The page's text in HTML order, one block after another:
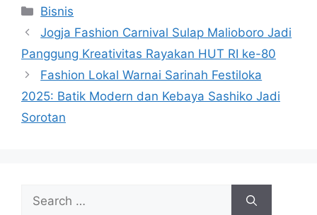
Categories
Bisnis
Jogja Fashion Carnival Sulap Malioboro Jadi
Panggung Kreativitas Rayakan HUT RI ke-80
Fashion Lokal Warnai Sarinah Festiloka
2025: Batik Modern dan Kebaya Sashiko Jadi
Sorotan
for: